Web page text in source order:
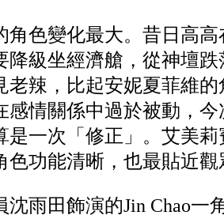
角色變化最大。昔日高
降級坐經濟艙，從神壇
老辣，比起安妮夏菲維
感情關係中過於被動，
是一次「修正」。艾美
色功能清晰，也最貼近觀
雨田飾演的Jin Chao一